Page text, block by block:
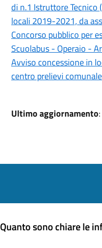
di n.1 Istruttore
locali 2019-2021, da
Concorso pubblico per
Scuolabus - Operaio -
Avviso concessione in
centro prelievi comunale
Ultimo aggiornamento
Quanto sono chiare le